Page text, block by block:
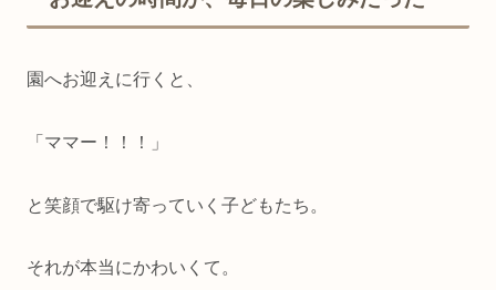
園へお迎えに行くと、
「ママー！！！」
と笑顔で駆け寄っていく子どもたち。
それが本当にかわいくて。